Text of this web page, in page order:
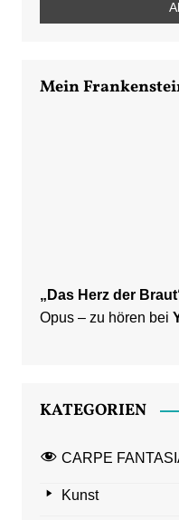
Mein
„Das Herz der
Opus – zu hören bei
KATEGORIEN
CARPE
Kunst